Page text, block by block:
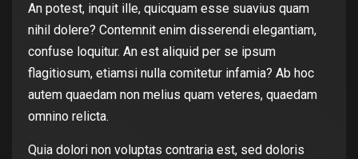
An potest, inquit ille, quicquam esse suavius quam
nihil dolere? Contemnit enim disserendi elegantiam,
confuse loquitur. An est aliquid per se ipsum
flagitiosum, etiamsi nulla comitetur infamia? Ab hoc
autem quaedam non melius quam veteres, quaedam
omnino relicta.
Quia dolori non voluptas contraria est, sed doloris